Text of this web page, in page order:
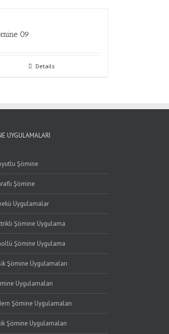
09
Details
UYGULAMALARI
Şömine
Şömine
Uygulamalar
Şömine Uygulama
Şömine Uygulama
Şömine Uygulamaları
Uygulamaları
Şömine Uygulamaları
Şömine Uygulamaları